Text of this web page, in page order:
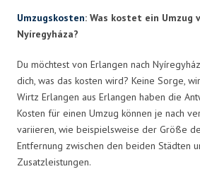
Umzugskosten: Was kostet ein Umzug
Nyíregyháza?
Du möchtest von Erlangen nach
dich, was das kosten wird? Keine Sorge,
Wirtz Erlangen aus Erlangen haben die
Kosten für einen Umzug können je nach
variieren, wie beispielsweise der Größe
Entfernung zwischen den beiden Städten
Zusatzleistungen.